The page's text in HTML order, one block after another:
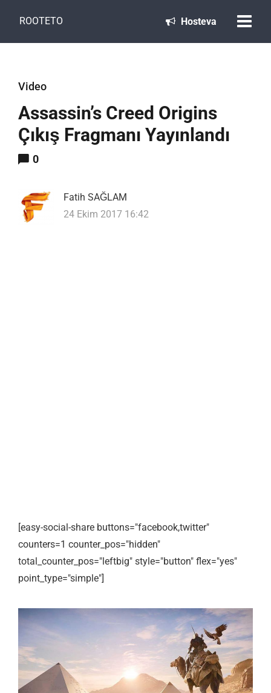
ROOTETO Hosteva
Video
Assassin’s Creed Origins
Çıkış Fragmanı Yayınlandı
0
Fatih SAĞLAM
24 Ekim 2017 16:42
[easy-social-share buttons="facebook,twitter"
counters=1 counter_pos="hidden"
total_counter_pos="leftbig" style="button" flex="yes"
point_type="simple"]